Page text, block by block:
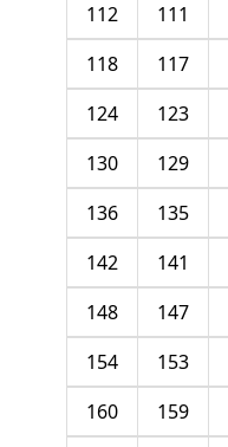
111
112
117
118
123
124
129
130
135
136
141
142
147
148
153
154
159
160